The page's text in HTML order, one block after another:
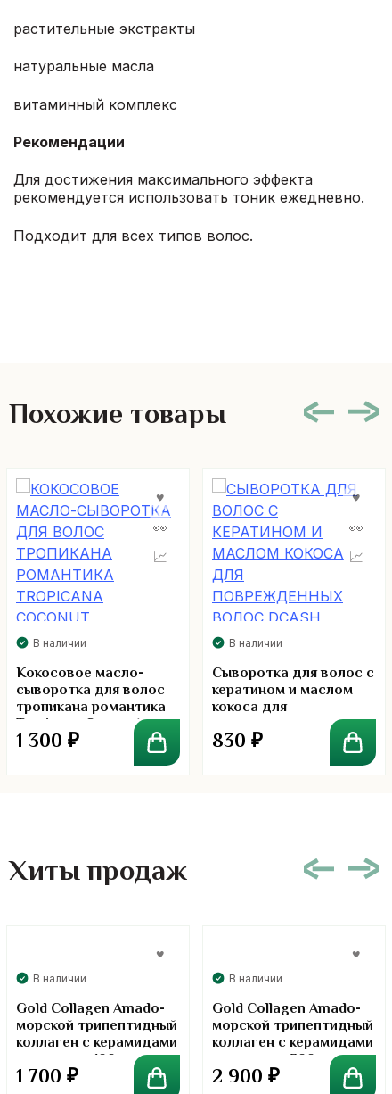
растительные экстракты
натуральные масла
витаминный комплекс
Рекомендации
Для достижения максимального эффекта
рекомендуется использовать тоник ежедневно.
Подходит для всех типов волос.
Похожие товары
В наличии
Кокосовое масло-
сыворотка для волос
тропикана романтика
Tropicana Coconut
1 300 ₽
В наличии
Сыворотка для волос с
кератином и маслом
кокоса для
поврежденных волос
Dcash Defender Keratin
830 ₽
Хиты продаж
В наличии
Gold Collagen Amado-
морской трипептидный
коллаген с керамидами
в порошке. 100 грамм
1 700 ₽
В наличии
Gold Collagen Amado-
морской трипептидный
коллаген с керамидами
в порошке. 300 грамм
2 900 ₽